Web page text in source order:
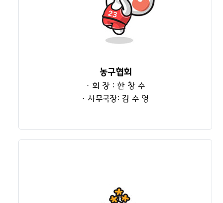
농구협회
· 회 장 : 한 창 수
· 사무국장: 김 수 영